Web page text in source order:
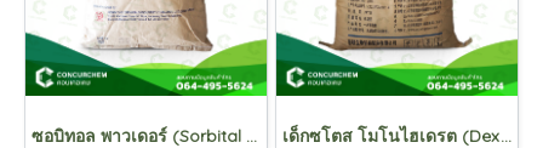
ซอบิทอล พาวเดอร์ (Sorbital Powder) สารให้ความหวาน น้ำตาลซอบิทอล , น้ำตาลแอลกอฮอล์ เด็กซโตส โมโนไฮเดรต (Dextrose Monohydrate)น้ำตาลกลูโคส (น้ำตาลทางด่วน สารให้ความหวาน)